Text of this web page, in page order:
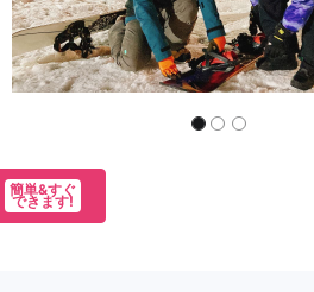
簡単&すぐ
できます!